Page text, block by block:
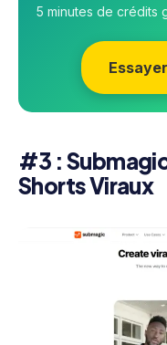
5 minutes de crédits
#3 :
Shorts Viraux